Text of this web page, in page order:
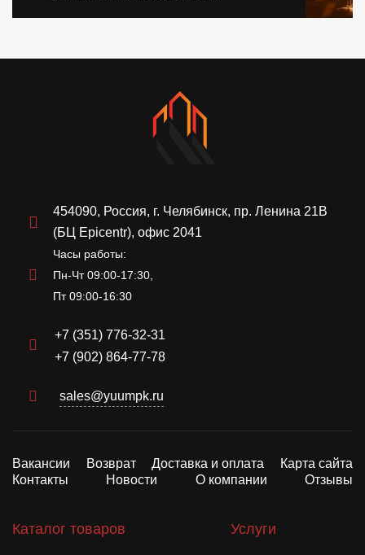
454090, Россия, г. Челябинск, пр. Ленина 21В
(БЦ Epicentr), офис 2041
Часы работы:
Пн-Чт 09:00-17:30,
Пт 09:00-16:30
+7 (351) 776-32-31
+7 (902) 864-77-78
sales@yuumpk.ru
Вакансии Возврат Доставка и оплата
Карта сайта
Контакты
Новости О компании Отзывы
Каталог товаров Услуги